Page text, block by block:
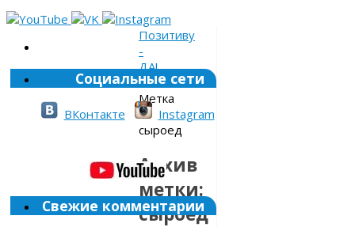
Позитиву
-
ДА!
»
Метка
»
сыроед
Архив
метки:
сыроед
Социальные сети
ВКонтакте Instagram
Свежие комментарии